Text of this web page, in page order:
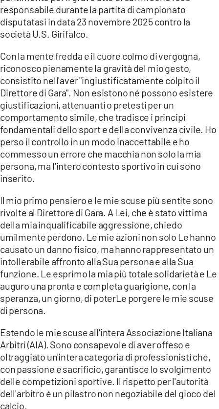
responsabile durante la partita di campionato
disputatasi in data 23 novembre 2025 contro la
società U.S. Girifalco.
Con la mente fredda e il cuore colmo di vergogna,
riconosco pienamente la gravità del mio gesto,
consistito nell'aver "ingiustificatamente colpito il
Direttore di Gara". Non esistono né possono esistere
giustificazioni, attenuanti o pretesti per un
comportamento simile, che tradisce i principi
fondamentali dello sport e della convivenza civile. Ho
perso il controllo in un modo inaccettabile e ho
commesso un errore che macchia non solo la mia
persona, ma l'intero contesto sportivo in cui sono
inserito.
Il mio primo pensiero e le mie scuse più sentite sono
rivolte al Direttore di Gara. A Lei, che è stato vittima
della mia inqualificabile aggressione, chiedo
umilmente perdono. Le mie azioni non solo Le hanno
causato un danno fisico, ma hanno rappresentato un
intollerabile affronto alla Sua persona e alla Sua
funzione. Le esprimo la mia più totale solidarietà e Le
auguro una pronta e completa guarigione, con la
speranza, un giorno, di poterLe porgere le mie scuse
di persona.
Estendo le mie scuse all'intera Associazione Italiana
Arbitri (AIA). Sono consapevole di aver offeso e
oltraggiato un'intera categoria di professionisti che,
con passione e sacrificio, garantisce lo svolgimento
delle competizioni sportive. Il rispetto per l'autorità
dell'arbitro è un pilastro non negoziabile del gioco del
calcio.